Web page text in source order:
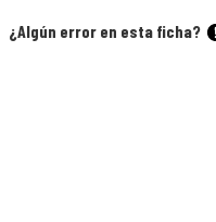
¿Algún error en esta ficha?